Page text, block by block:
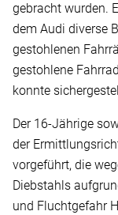
gebracht wurden.
dem Audi diverse
gestohlenen
gestohlene
konnte
Der 16-Jährige
der
vorgeführt, die
Diebstahls
und Fluchtgefahr